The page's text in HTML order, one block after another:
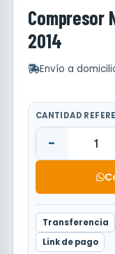
Compresor
2014
Envío a
CANTIDAD
-
Transferencia
Link de pago